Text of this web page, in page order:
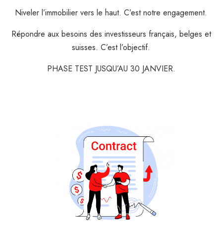
Niveler l’immobilier vers le haut. C’est notre engagement.
Répondre aux besoins des investisseurs français, belges et
suisses. C’est l’objectif.
PHASE TEST JUSQU’AU 30 JANVIER.